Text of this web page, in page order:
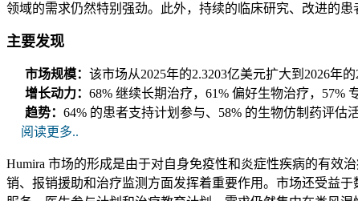
领域的需求仍然特别强劲。此外，持续的临床研究、改进的
主要发现
市场规模： 该市场从2025年的2.3203亿美元扩大到2026年
增长动力： 68% 继续长期治疗，61% 偏好生物治疗，57%
趋势： 64% 的患者支持计划参与、58% 的生物仿制药评估
阅读更多..
Humira 市场的形成是由于对自身免疫性和炎症性疾病的有效
销、报销援助和治疗监测方面发挥着重要作用。市场还受益